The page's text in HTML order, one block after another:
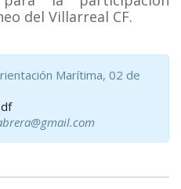
del Villarreal CF.
Marítima, 02 de